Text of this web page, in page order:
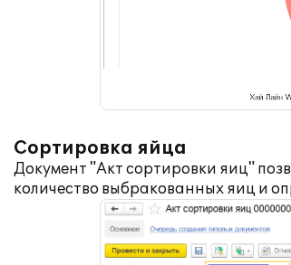
Сортировка яйца
Документ "Акт сортировки яиц"
количество выбракованных яиц и